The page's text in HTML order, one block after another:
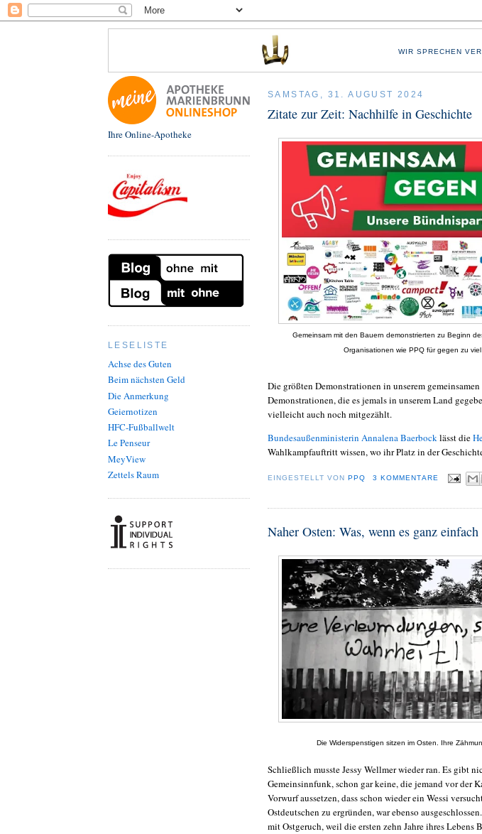
WIR SPRECHEN
Ihre Online-Apotheke
LESELISTE
Achse des Guten
Beim nächsten Geld
Die Anmerkung
Geiernotizen
HFC-Fußballwelt
Le Penseur
MeyView
Zettels Raum
SAMSTAG, 31. AUGUST 2024
Zitate zur Zeit: Nachhilfe in Geschichte
Gemeinsam mit den Bauern demonstrierten zu Beginn
Organisationen wie PPQ für gegen zu
Die größten Demonstrationen in unserem
Demonstrationen, die es jemals in unserem Land
vielleicht auch noch mitgezählt.
Bundesaußenministerin Annalena Baerbocklässt die
Wahlkampfauftritt wissen, wo ihr Platz in der
EINGESTELLT VONPPQ 3 KOMMENTARE
Naher Osten: Was, wenn es ganz einfach
Die Widerspenstigen sitzen im Osten. Ihre
Schließlich musste Jessy Wellmer wieder ran. Es gibt
Gemeinsinnfunk, schon gar keine, die jemand vor der
Vorwurf aussetzen, dass schon wieder ein Wessi
Ostdeutschen zu ergründen, war ebenso
mit Ostgeruch, weil die ersten zehn Jahre ihres Lebens